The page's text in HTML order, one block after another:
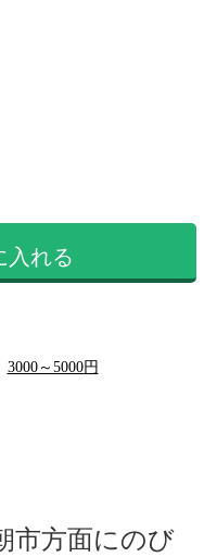
入れる
3000～5000円
市方面にのび